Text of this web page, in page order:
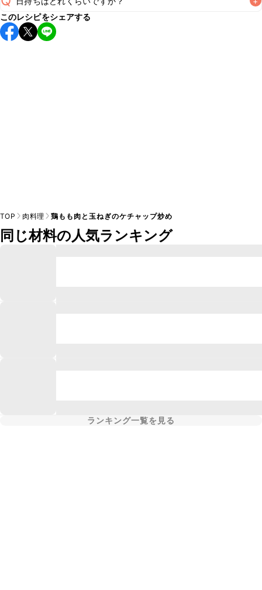
A
保存期間は冷蔵で翌日中が目安です。なるべくお早めにお召
し上がりください。
このレシピをシェアする
TOP 肉料理 鶏もも肉と玉ねぎのケチャップ炒め
同じ材料の人気ランキング
ランキング一覧を見る